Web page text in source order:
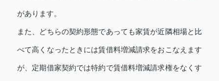
があります。
また、どちらの契約形態であっても家賃が近隣相場と比
べて高くなったときには賃借料増減請求をおこなえます
が、定期借家契約では特約で賃借料増減請求権をなくす